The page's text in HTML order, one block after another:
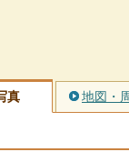
真 地図・